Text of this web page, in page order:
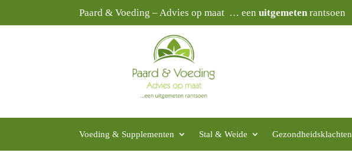
Paard & Voeding – Advies op maat … eenuitgemetenrantsoen
Voeding & Supplementen Stal & Weide Gezondheidsklachten